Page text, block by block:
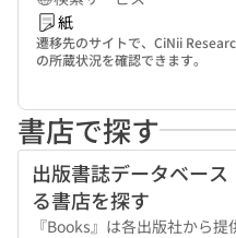
紙
遷移先のサイトで、CiNii
の所蔵状況を確認できます。
書店で探す
出版書誌データベース
る書店を探す
『Books』は各出版社から